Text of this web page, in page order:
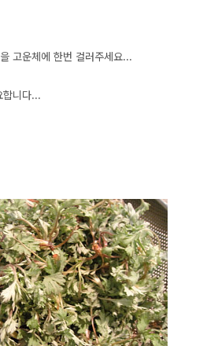
고운체에 한번 걸러주세요...
니다...